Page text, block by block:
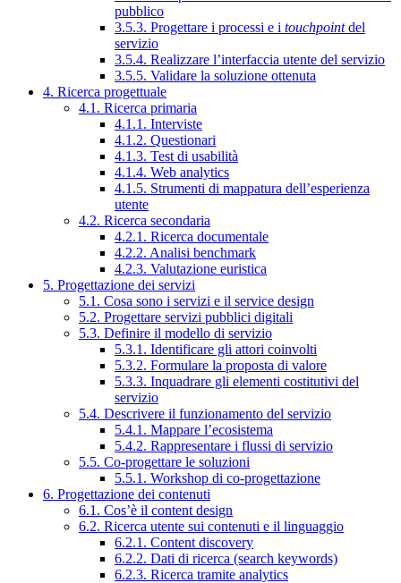
pubblico
3.5.3. Progettare i processi e i touchpointdel
servizio
3.5.4. Realizzare l’interfaccia utente del servizio
3.5.5. Validare la soluzione ottenuta
4. Ricerca progettuale
4.1. Ricerca primaria
4.1.1. Interviste
4.1.2. Questionari
4.1.3. Test di usabilità
4.1.4. Web analytics
4.1.5. Strumenti di mappatura dell’esperienza
utente
4.2. Ricerca secondaria
4.2.1. Ricerca documentale
4.2.2. Analisi benchmark
4.2.3. Valutazione euristica
5. Progettazione dei servizi
5.1. Cosa sono i servizi e il service design
5.2. Progettare servizi pubblici digitali
5.3. Definire il modello di servizio
5.3.1. Identificare gli attori coinvolti
5.3.2. Formulare la proposta di valore
5.3.3. Inquadrare gli elementi costitutivi del
servizio
5.4. Descrivere il funzionamento del servizio
5.4.1. Mappare l’ecosistema
5.4.2. Rappresentare i flussi di servizio
5.5. Co-progettare le soluzioni
5.5.1. Workshop di co-progettazione
6. Progettazione dei contenuti
6.1. Cos’è il content design
6.2. Ricerca utente sui contenuti e il linguaggio
6.2.1. Content discovery
6.2.2. Dati di ricerca (search keywords)
6.2.3. Ricerca tramite analytics